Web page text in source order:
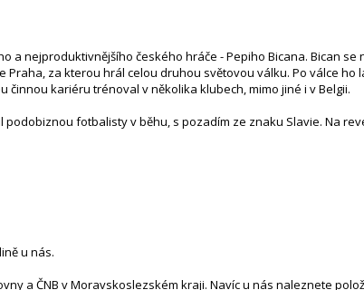
a nejproduktivnějšího českého hráče - Pepiho Bicana. Bican
Praha, za kterou hrál celou druhou světovou válku. Po válce
činnou kariéru trénoval v několika klubech, mimo jiné i v Belgii.
fotbalisty v běhu, s pozadím ze znaku Slavie. Na
u nás.
a ČNB v Moravskoslezském kraji. Navíc u nás naleznete